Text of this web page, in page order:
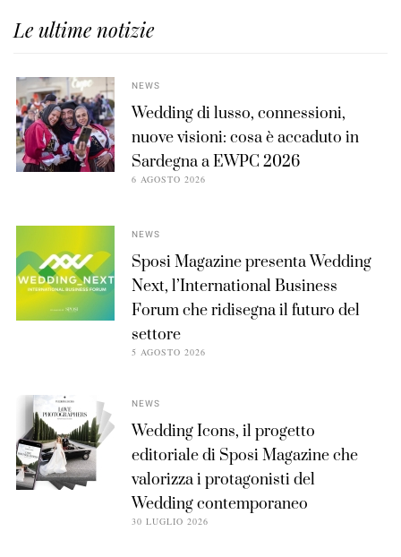
Le ultime notizie
NEWS
Wedding di lusso, connessioni,
nuove visioni: cosa è accaduto in
Sardegna a EWPC 2026
6 AGOSTO 2026
NEWS
Sposi Magazine presenta Wedding
Next, l’International Business
Forum che ridisegna il futuro del
settore
5 AGOSTO 2026
NEWS
Wedding Icons, il progetto
editoriale di Sposi Magazine che
valorizza i protagonisti del
Wedding contemporaneo
30 LUGLIO 2026